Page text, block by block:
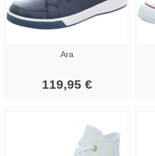
Ara
119,95 €